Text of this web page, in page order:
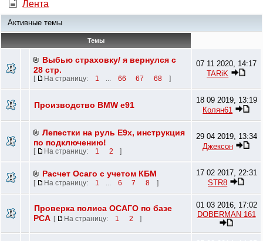
Лента
Активные темы
Темы
Выбью страховку/ я вернулся с
28 стр.
[ На страницу: 1 ... 66 67 68 ]
07 11 2020, 14:17
TARiK
Производство BMW e91
18 09 2019, 13:19
Колян61
Лепестки на руль E9х, инструкция
по подключению!
[ На страницу: 1 2 ]
29 04 2019, 13:34
Джексон
Расчет Осаго с учетом КБМ
[ На страницу: 1 ... 6 7 8 ]
17 02 2017, 22:31
STR8
Проверка полиса ОСАГО по базе
РСА [ На страницу: 1 2 ]
01 03 2016, 17:02
DOBERMAN 161